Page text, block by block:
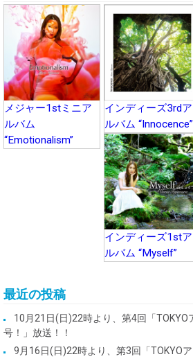
メジャー1stミニア
ルバム
“Emotionalism”
インディーズ3rdア
ルバム “Innocence”
インディーズ1stア
ルバム “Myself”
最近の投稿
10月21日(日)22時より、第4回「TOKYO
号！」放送！！
9月16日(日)22時より、第3回「TOKYO